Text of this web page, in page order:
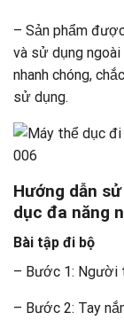
– Sản phẩm
và sử dụng
nhanh chóng,
sử dụng.
Hướng dẫn
dục đa năng
Bài tập đi bộ
– Bước 1: Người
– Bước 2: Tay